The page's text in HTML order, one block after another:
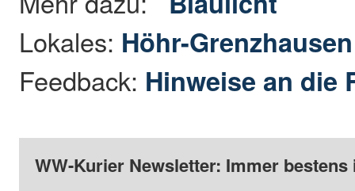
Lokales: Höhr-
Feedback: Hinweise an die
WW-Kurier Newsletter: Immer